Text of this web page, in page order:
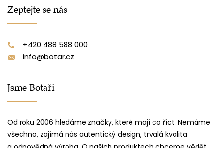
Zeptejte se nás
+420 488 588 000
info@botar.cz
Jsme Botaři
Od roku 2006 hledáme značky, které mají co říct. Nemáme
všechno, zajímá nás autentický design, trvalá kvalita